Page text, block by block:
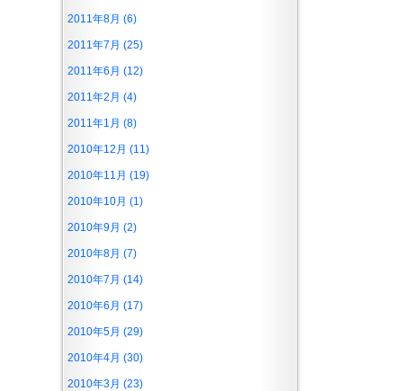
2011年8月 (6)
2011年7月 (25)
2011年6月 (12)
2011年2月 (4)
2011年1月 (8)
2010年12月 (11)
2010年11月 (19)
2010年10月 (1)
2010年9月 (2)
2010年8月 (7)
2010年7月 (14)
2010年6月 (17)
2010年5月 (29)
2010年4月 (30)
2010年3月 (23)